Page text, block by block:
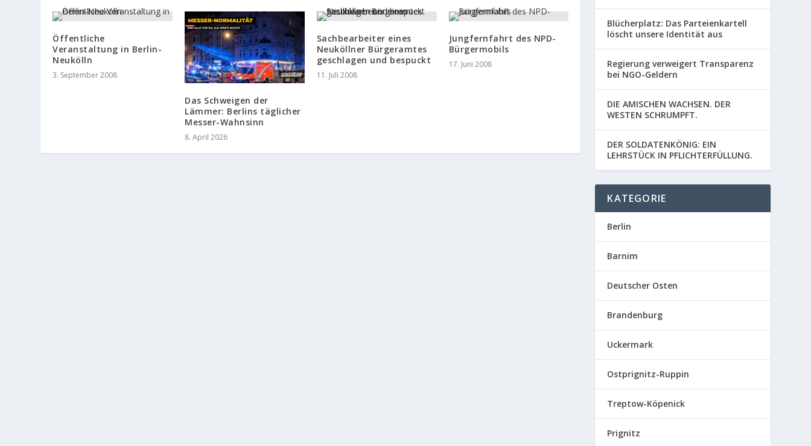
Öffentliche
Veranstaltung in Berlin-
Neukölln
3. September 2008
Das Schweigen der
Lämmer: Berlins täglicher
Messer-Wahnsinn
8. April 2026
Sachbearbeiter eines
Neuköllner Bürgeramtes
geschlagen und bespuckt
11. Juli 2008
Jungfernfahrt des NPD-
Bürgermobils
17. Juni 2008
Blücherplatz: Das Parteienkartell
löscht unsere Identität aus
Regierung verweigert Transparenz
bei NGO-Geldern
DIE AMISCHEN WACHSEN. DER
WESTEN SCHRUMPFT.
DER SOLDATENKÖNIG: EIN
LEHRSTÜCK IN PFLICHTERFÜLLUNG.
KATEGORIE
Berlin
Barnim
Deutscher Osten
Brandenburg
Uckermark
Ostprignitz-Ruppin
Treptow-Köpenick
Prignitz